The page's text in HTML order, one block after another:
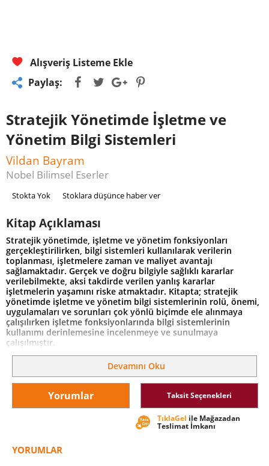
Alışveriş Listeme Ekle
Paylaş:
Stratejik Yönetimde İşletme ve
Yönetim Bilgi Sistemleri
Vildan Bayram
Nobel Bilimsel Eserler
Stokta Yok Stoklara düşünce haber ver
Kitap Açıklaması
Stratejik yönetimde, işletme ve yönetim fonksiyonları
gerçekleştirilirken, bilgi sistemleri kullanılarak verilerin
toplanması, işletmelere zaman ve maliyet avantajı
sağlamaktadır. Gerçek ve doğru bilgiyle sağlıklı kararlar
verilebilmekte, aksi takdirde verilen yanlış kararlar
işletmelerin yaşamını riske atmaktadır. Kitapta; stratejik
yönetimde işletme ve yönetim bilgi sistemlerinin rolü, önemi,
uygulamaları ve sorunları çok yönlü biçimde ele alınmaya
çalışılırken işletme fonksiyonlarında bilgi sistemlerinin
kullanımı derinlemesine incelenmeye ve sunulmaya
çalışılmıştır.
"Stratejik Yönetimde İşletme ve Yönetim Bilgi Sistemleri"
başlıklı bu kapsamlı kitap; dijitalleşme, stratejik yönetim, bilgi
sistemleri, üretim, insan kaynakları, muhasebe, pazarlama,
gibi konularla karşılaşan öğrencilerin ve uzmanların konuyla
ilgili güncel kavramları, bilgileri ve gelişmeleri daha iyi
öğrenmelerini ve özümsemelerini sağlayacaktır. Ayrıca yapay
zekâ, öğrenen/otonom robotlar, nesnelerin interneti (IoT),
uygulamaları, bilgi sistemleri güvenliği ve bilişim etiği
titizlikle yazılan ve yayınlanan orijinal kitap; akademisyenler,
araştırmacılar, yöneticiler, lisansüstü öğrenciler ve bahsi
Devamını Oku
Yorumlar Taksit Seçenekleri
TıklaGel ile Mağazadan
Teslimat İmkanı
YORUMLAR